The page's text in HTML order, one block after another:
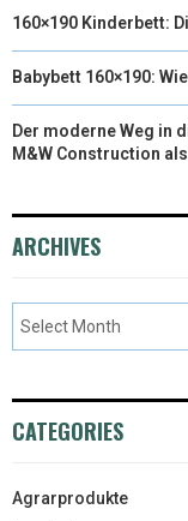
160×190 Kinderbett:
Babybett 160×190:
Der moderne Weg in
M&W Construction
ARCHIVES
CATEGORIES
Agrarprodukte